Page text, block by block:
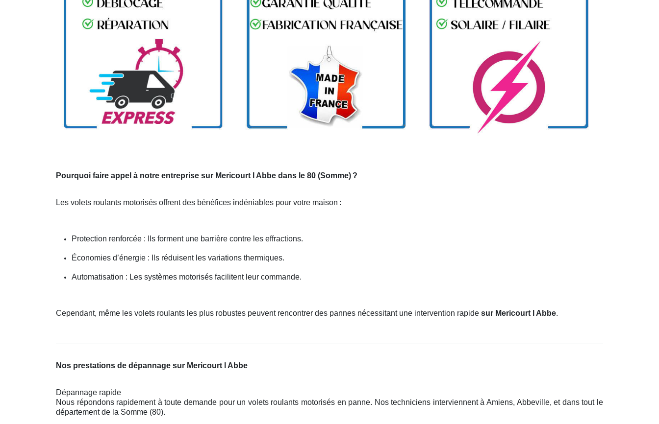
Pourquoi faire appel à notre entreprise sur Mericourt l Abbe dans le 80 (Somme) ?
Les volets roulants motorisés offrent des bénéfices indéniables pour votre maison :
Protection renforcée : Ils forment une barrière contre les effractions.
Économies d’énergie : Ils réduisent les variations thermiques.
Automatisation : Les systèmes motorisés facilitent leur commande.
Cependant, même les volets roulants les plus robustes peuvent rencontrer des pannes nécessitant une intervention rapide sur Mericourt l Abbe.
Nos prestations de dépannage sur Mericourt l Abbe
Dépannage rapide
Nous répondons rapidement à toute demande pour un volets roulants motorisés en panne. Nos techniciens interviennent à Amiens, Abbeville, et dans tout le
département de la Somme (80).